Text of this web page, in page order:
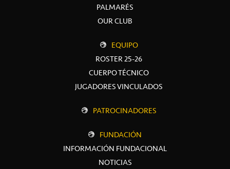
PALMARÉS
OUR CLUB
EQUIPO
ROSTER 25-26
CUERPO TÉCNICO
JUGADORES VINCULADOS
PATROCINADORES
FUNDACIÓN
INFORMACIÓN FUNDACIONAL
NOTICIAS